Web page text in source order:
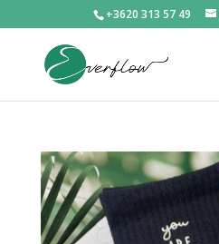
+3620 313 57 49